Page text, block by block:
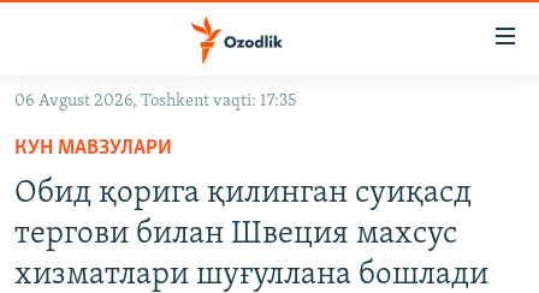
Асосий
навигацияга
ўтинг
Қидиришга
ўтинг
OZODVIDEO
OZODARXIV
На русском
06 Avgust 2026, Toshkent vaqti: 17:35
КУН МАВЗУЛАРИ
Обид қорига қилинган суиқасд
тергови билан Швеция махсус
хизматлари шуғуллана бошлади